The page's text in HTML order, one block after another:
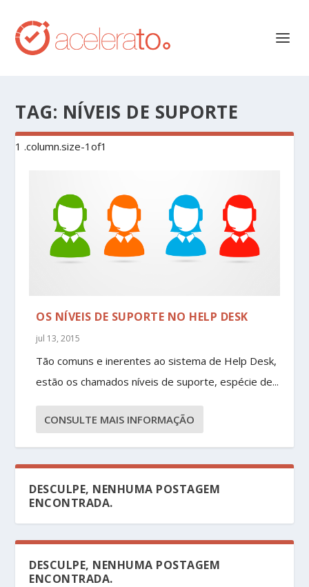
TAG: NÍVEIS DE SUPORTE
OS NÍVEIS DE SUPORTE NO HELP DESK
jul 13, 2015
Tão comuns e inerentes ao sistema de Help Desk,
estão os chamados níveis de suporte, espécie de...
CONSULTE MAIS INFORMAÇÃO
DESCULPE, NENHUMA POSTAGEM
ENCONTRADA.
DESCULPE, NENHUMA POSTAGEM
ENCONTRADA.